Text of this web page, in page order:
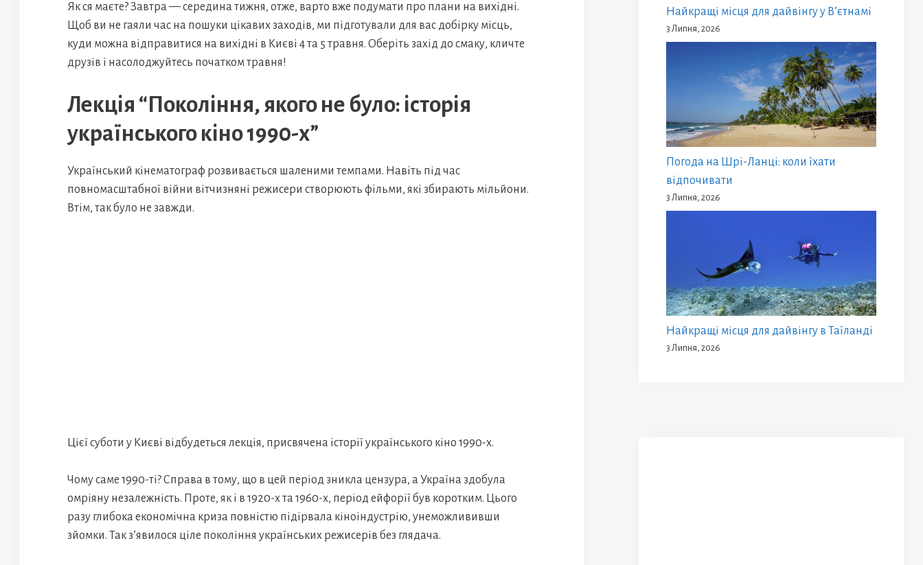
Як ся маєте? Завтра — середина тижня, отже, варто вже подумати про плани на вихідні.
Щоб ви не гаяли час на пошуки цікавих заходів, ми підготували для вас добірку місць,
куди можна відправитися на вихідні в Києві 4 та 5 травня. Оберіть захід до смаку, кличте
друзів і насолоджуйтесь початком травня!
Лекція “Покоління, якого не було: історія
українського кіно 1990-х”
Український кінематограф розвивається шаленими темпами. Навіть під час
повномасштабної війни вітчизняні режисери створюють фільми, які збирають мільйони.
Втім, так було не завжди.
Цієї суботи у Києві відбудеться лекція, присвячена історії українського кіно 1990-х.
Чому саме 1990-ті? Справа в тому, що в цей період зникла цензура, а Україна здобула
омріяну незалежність. Проте, як і в 1920-х та 1960-х, період ейфорії був коротким. Цього
разу глибока економічна криза повністю підірвала кіноіндустрію, унеможлививши
зйомки. Так з’явилося ціле покоління українських режисерів без глядача.
Найкращі місця для дайвінгу у В’єтнамі
3 Липня, 2026
Погода на Шрі-Ланці: коли їхати
відпочивати
3 Липня, 2026
Найкращі місця для дайвінгу в Таїланді
3 Липня, 2026